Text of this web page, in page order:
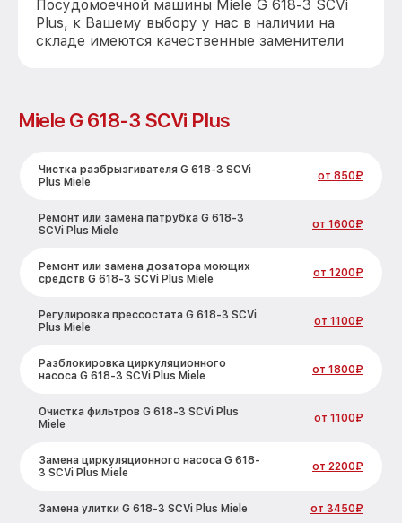
Посудомоечной машины Miele G 618-3 SCVi
Plus, к Вашему выбору у нас в наличии на
складе имеются качественные заменители
Miele G 618-3 SCVi Plus
Чистка разбрызгивателя G 618-3 SCVi
Plus Miele
от 850₽
Ремонт или замена патрубка G 618-3
SCVi Plus Miele
от 1600₽
Ремонт или замена дозатора моющих
средств G 618-3 SCVi Plus Miele
от 1200₽
Регулировка прессостата G 618-3 SCVi
Plus Miele
от 1100₽
Разблокировка циркуляционного
насоса G 618-3 SCVi Plus Miele
от 1800₽
Очистка фильтров G 618-3 SCVi Plus
Miele
от 1100₽
Замена циркуляционного насоса G 618-
3 SCVi Plus Miele
от 2200₽
Замена улитки G 618-3 SCVi Plus Miele от 3450₽